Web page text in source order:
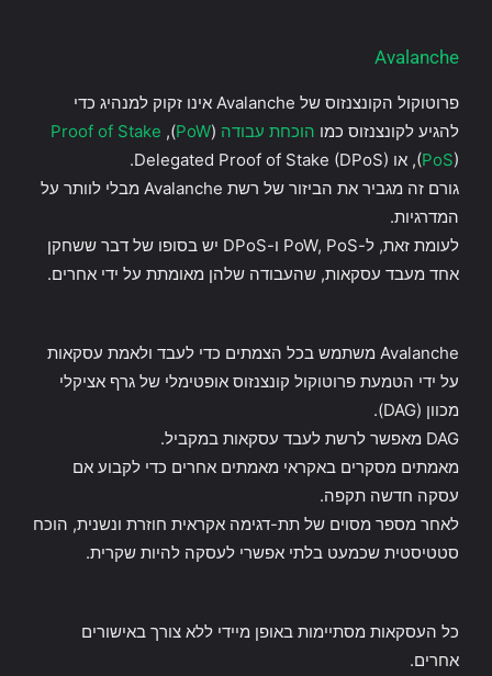
Avalanche
פרוטוקול הקונצנזוס של Avalanche אינו זקוק למנהיג כדי
להגיע לקונצנזוס כמו הוכחת עבודה (
PoW
),
Proof of Stake
(PoS), או Delegated Proof of Stake (DPoS).
גורם זה מגביר את הביזור של רשת Avalanche מבלי לוותר על
המדרגיות.
לעומת זאת, ל-PoW, PoS ו-DPoS יש בסופו של דבר ששחקן
אחד מעבד עסקאות, שהעבודה שלהן מאומתת על ידי אחרים.
Avalanche משתמש בכל הצמתים כדי לעבד ולאמת עסקאות
על ידי הטמעת פרוטוקול קונצנזוס אופטימלי של גרף אציקלי
מכוון (DAG).
DAG מאפשר לרשת לעבד עסקאות במקביל.
מאמתים מסקרים באקראי מאמתים אחרים כדי לקבוע אם
עסקה חדשה תקפה.
לאחר מספר מסוים של תת-דגימה אקראית חוזרת ונשנית, הוכח
סטטיסטית שכמעט בלתי אפשרי לעסקה להיות שקרית.
כל העסקאות מסתיימות באופן מיידי ללא צורך באישורים
אחרים.